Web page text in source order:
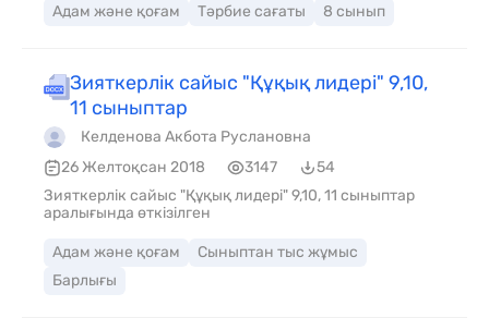
Адам және қоғам Тәрбие сағаты 8 сынып
Зияткерлік сайыс "Құқық лидері" 9,10,
11 сыныптар
Келденова Акбота Руслановна
26 Желтоқсан 2018
3147
54
Зияткерлік сайыс "Құқық лидері" 9,10, 11 сыныптар
аралығында өткізілген
Адам және қоғам
Сыныптан тыс жұмыс
Барлығы